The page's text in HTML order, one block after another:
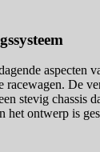
racewagen. De
stevig chassis
het ontwerp is